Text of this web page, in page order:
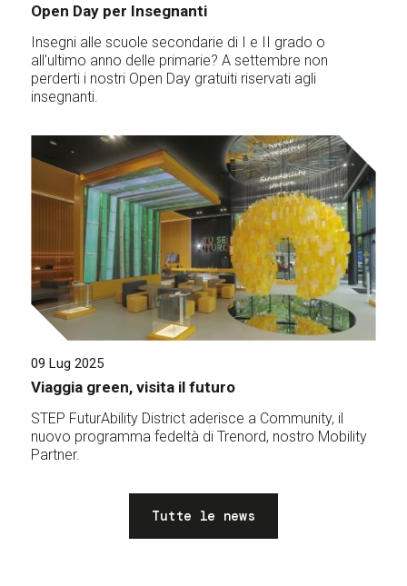
Open Day per Insegnanti
Insegni alle scuole secondarie di I e II grado o
all'ultimo anno delle primarie? A settembre non
perderti i nostri Open Day gratuiti riservati agli
insegnanti.
09 Lug 2025
Viaggia green, visita il futuro
STEP FuturAbility District aderisce a Community, il
nuovo programma fedeltà di Trenord, nostro Mobility
Partner.
Tutte le news